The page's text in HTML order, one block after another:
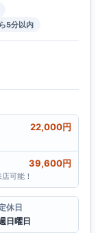
5分以内
22,000円
39,600円
可能！
休日
日曜日